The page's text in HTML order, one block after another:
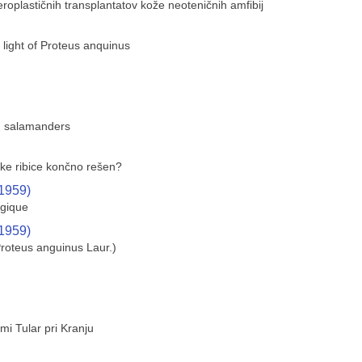
transplantatov kože neoteničnih amfibij
of Proteus anquinus
salamanders
ribice končno rešen?
anguinus Laur.)
Tular pri Kranju